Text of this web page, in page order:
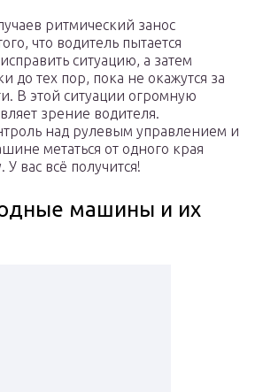
ритмический занос
что водитель пытается
ситуацию, а затем
до тех пор, пока не окажутся за
В этой ситуации огромную
зрение водителя.
над рулевым управлением и
метаться от одного края
У вас всё получится!
машины и их